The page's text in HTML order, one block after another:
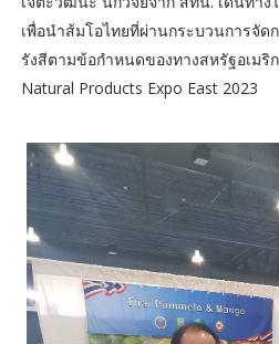
เพื่อนำส้มโอไทยที่ผ่านกระบวนการจัด
รังสีตามข้อกำหนดของทางสหรัฐอเมริ
Natural Products Expo East 2023